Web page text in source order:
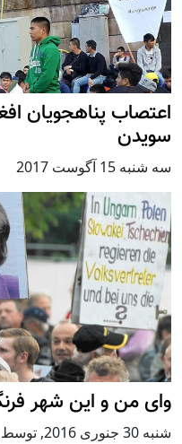
اعتصاب پناهجویان
سویدن
سه شنبه 15 آگوست 2017
وای من و این شهر
شنبه 30 جنوری 2016 , توسط